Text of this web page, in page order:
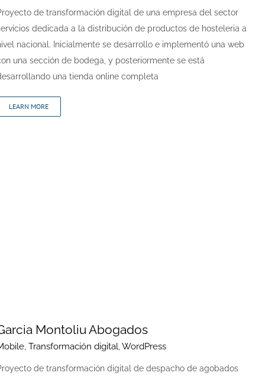
de transformación digital de una empresa del sector
dedicada a la distribución de productos de hosteleria a
nacional. Inicialmente se desarrollo e implementó una web
una sección de bodega, y posteriormente se está
una tienda online completa
LEARN MORE
Montoliu Abogados
, Transformación digital,WordPress
de transformación digital de despacho de agobados